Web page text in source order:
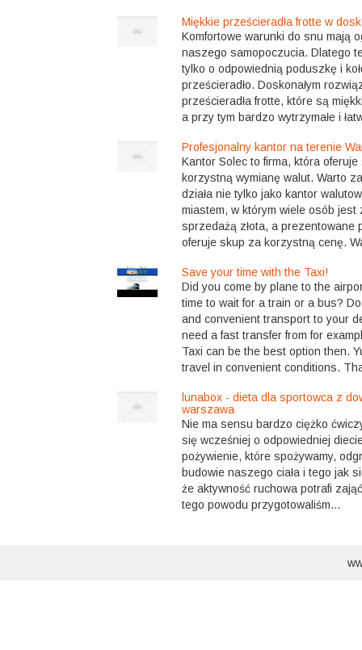
Miękkie prześcieradła frotte w
Komfortowe warunki do snu mają
naszego samopoczucia. Dlatego
tylko o odpowiednią poduszkę i
prześcieradło. Doskonałym
prześcieradła frotte, które są
a przy tym bardzo wytrzymałe i
Profesjonalny kantor na terenie
Kantor Solec to firma, która oferuje
korzystną wymianę walut. Warto
działa nie tylko jako kantor
miastem, w którym wiele osób jest
sprzedażą złota, a prezentowane
oferuje skup za korzystną cenę.
Save your time with the Taxi!
Did you come by plane to the
time to wait for a train or a bus?
and convenient transport to your
need a fast transfer from for
Taxi can be the best option then.
travel in convenient conditions.
lunabox - dieta dla sportowca z
warszawa
Nie ma sensu bardzo ciężko
się wcześniej o odpowiedniej
pożywienie, które spożywamy,
budowie naszego ciała i tego jak
że aktywność ruchowa potrafi
tego powodu przygotowaliśm...